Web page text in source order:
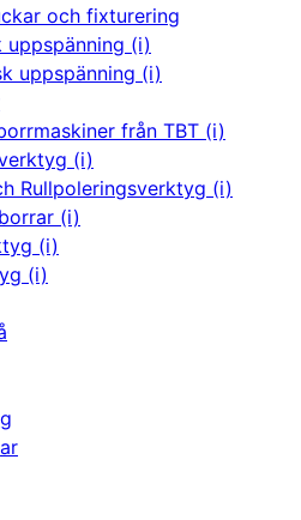
och fixturering
uppspänning (i)
uppspänning (i)
från TBT (i)
(i)
Rullpoleringsverktyg (i)
(i)
(i)
(i)